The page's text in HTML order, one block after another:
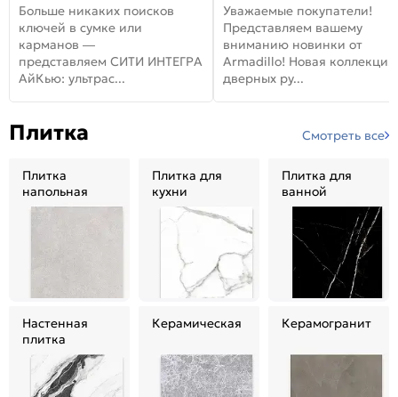
встречайте новую дверь
СИТИ ИНТЕГРА АйКью!
Больше никаких поисков
ключей в сумке или
карманов —
представляем СИТИ ИНТЕГРА
АйКью: ультрас...
Представляем вашему
вниманию новинки от
Armadillo!
Уважаемые покупатели!
Представляем вашему
вниманию новинки от
Armadillo! Новая коллекция
дверных ру...
Плитка Смотреть все
Плитка
напольная
Плитка для
кухни
Плитка для
ванной
Настенная
плитка
Керамическая Керамогранит